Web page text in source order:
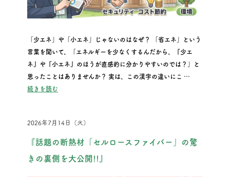
「少エネ」や「小エネ」じゃないのはなぜ？ 「省エネ」という
言葉を聞いて、「エネルギーを少なくするんだから、『少エ
ネ』や『小エネ』のほうが直感的に分かりやすいのでは？」と
思ったことはありませんか？ 実は、この漢字の違いにこ …
続きを読む“「少エネ」じゃないのはなぜ？今さら聞けない「省エネ」の
2026年7月14日（火）
『話題の断熱材「セルロースファイバー」の驚
きの裏側を大公開!!』